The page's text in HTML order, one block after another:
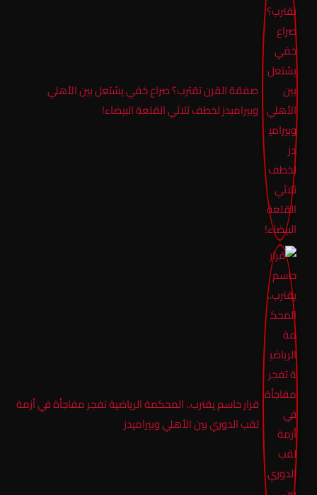
صفقة القرن تقترب؟ صراع خفي يشتعل بين الأهلي
وبيراميدز لخطف ثلاثي القلعة البيضاء!
قرار حاسم يقترب.. المحكمة الرياضية تفجر مفاجأة في أزمة
لقب الدوري بين الأهلي وبيراميدز